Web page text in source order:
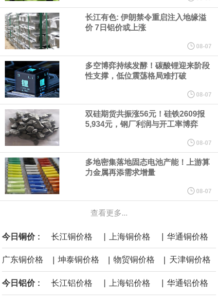
所做的工作“非常满意”。特朗普在社交媒体上发帖称，一些媒体有关
他与赫格塞思就弹药短缺问题发生冲突的报道是“完全没有根据的谣
言”，他对赫格塞思所做的工作“非常满意”。
纽约期银突破64美元/盎司，日内涨3.91%。
据报道，威刚近日在法说会上表示，在需求增加、价格走高及货源
稳定的三大有利因素带动下，预期第3季度营运将优于第2季度，并
进一步扩大全年营运成果。
美国国会预算办公室（CBO）于当地时间5日发布报告称，美国海军
计划建造的15艘核动力“特朗普级”（Trump-class）战列舰，从研发
到采购的总费用可能高达2750亿美元，为美国有史以来最昂贵的水
面战舰项目之一。 根据CBO的初步估算，首舰造价约234亿美元，
后续14艘平均每艘约180亿美元。
长江有色: 伊朗禁令重启注入地缘溢
价 7日铝价或上涨
08-07
多空博弈持续发酵！碳酸锂迎来阶段
性支撑，低位震荡格局难打破
08-07
双硅期货共振涨56元！硅铁2609报
5,934元，钢厂利润与开工率博弈
08-07
多地密集落地固态电池产能！上游算
力金属再添需求增量
08-07
查看更多...
今日铜价 : 长江铜价格 | 上海铜价格 | 华通铜价格
广东铜价格 | 坤泰铜价格 | 物贸铜价格 | 天津铜价格
今日铝价 : 长江铝价格 上海铝价格 华通铝价格